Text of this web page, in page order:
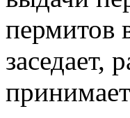
пермитов
заседает,